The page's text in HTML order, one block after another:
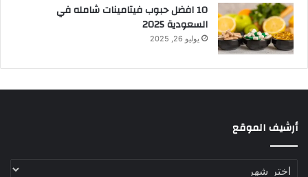
10 افضل حبوب فيتامينات شامله​ في
السعودية 2025
يوليو 26, 2025
أرشيف الموقع
أرشيف